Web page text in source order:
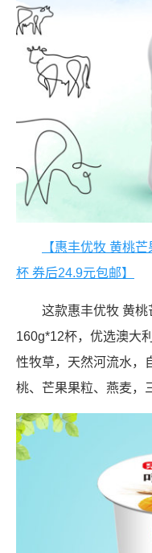
【惠丰优牧 黄桃
杯 券后24.9元包邮】
这款惠丰优牧 黄
160g*12杯，优选澳大
性牧草，天然河流水，
桃、芒果果粒、燕麦，